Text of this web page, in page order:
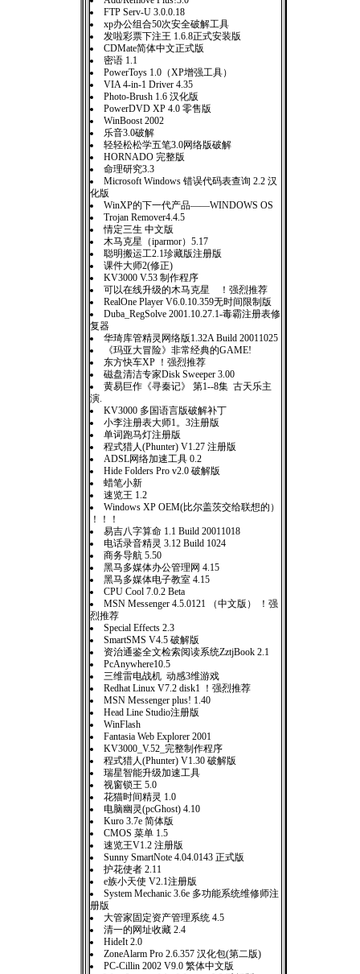
FTP Serv-U 3.0.0.18
xp办公组合50次安全破解工具
发啦彩票下注王 1.6.8正式安装版
CDMate简体中文正式版
密语 1.1
PowerToys 1.0（XP增强工具）
VIA 4-in-1 Driver 4.35
Photo-Brush 1.6 汉化版
PowerDVD XP 4.0 零售版
WinBoost 2002
乐音3.0破解
轻轻松松学五笔3.0网络版破解
HORNADO 完整版
命理研究3.3
Microsoft Windows 错误代码表查询 2.2 汉
化版
WinXP的下一代产品——WINDOWS OS
Trojan Remover4.4.5
情定三生 中文版
木马克星（iparmor）5.17
聪明搬运工2.1珍藏版注册版
课件大师2(修正)
KV3000 V.53 制作程序
可以在线升级的木马克星 ！强烈推荐
RealOne Player V6.0.10.359无时间限制版
Duba_RegSolve 2001.10.27.1-毒霸注册表修
复器
华琦库管精灵网络版1.32A Build 20011025
《玛亚大冒险》非常经典的GAME!
东方快车XP ！强烈推荐
磁盘清洁专家Disk Sweeper 3.00
黄易巨作《寻秦记》 第1--8集 古天乐主
演.
KV3000 多国语言版破解补丁
小李注册表大师1。3注册版
单词跑马灯注册版
程式猎人(Phunter) V1.27 注册版
ADSL网络加速工具 0.2
Hide Folders Pro v2.0 破解版
蜡笔小新
速览王 1.2
Windows XP OEM(比尔盖茨交给联想的）
！！！
易吉八字算命 1.1 Build 20011018
电话录音精灵 3.12 Build 1024
商务导航 5.50
黑马多媒体办公管理网 4.15
黑马多媒体电子教室 4.15
CPU Cool 7.0.2 Beta
MSN Messenger 4.5.0121 （中文版） ！强
烈推荐
Special Effects 2.3
SmartSMS V4.5 破解版
资治通鉴全文检索阅读系统ZztjBook 2.1
PcAnywhere10.5
三维雷电战机 动感3维游戏
Redhat Linux V7.2 disk1 ！强烈推荐
MSN Messenger plus! 1.40
Head Line Studio注册版
WinFlash
Fantasia Web Explorer 2001
KV3000_V.52_完整制作程序
程式猎人(Phunter) V1.30 破解版
瑞星智能升级加速工具
视窗锁王 5.0
花猫时间精灵 1.0
电脑幽灵(pcGhost) 4.10
Kuro 3.7e 简体版
CMOS 菜单 1.5
速览王V1.2 注册版
Sunny SmartNote 4.04.0143 正式版
护花使者 2.11
e族小天使 V2.1注册版
System Mechanic 3.6e 多功能系统维修师注
册版
大管家固定资产管理系统 4.5
清一的网址收藏 2.4
HideIt 2.0
ZoneAlarm Pro 2.6.357 汉化包(第二版)
PC-Cillin 2002 V9.0 繁体中文版